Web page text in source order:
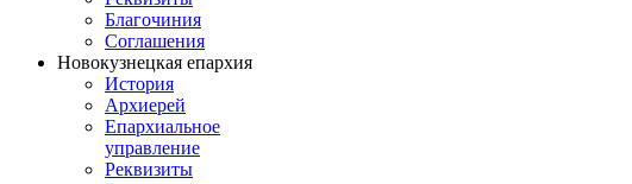
Благочиния
Соглашения
Новокузнецкая епархия
История
Архиерей
Епархиальное
управление
Реквизиты